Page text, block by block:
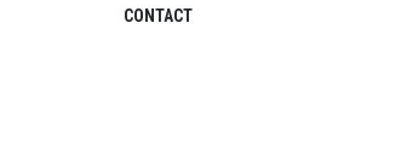
CONTACT